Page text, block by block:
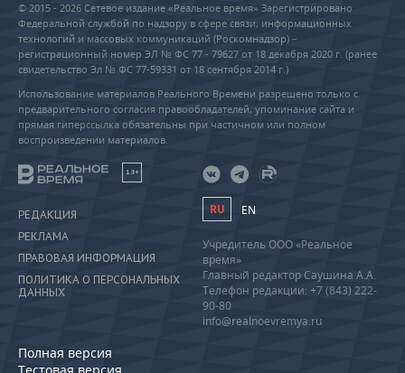
© 2015 - 2026 Сетевое издание «Реальное время» Зарегистрировано
Федеральной службой по надзору в сфере связи, информационных
технологий и массовых коммуникаций (Роскомнадзор) –
регистрационный номер ЭЛ № ФС 77 - 79627 от 18 декабря 2020 г. (ранее
свидетельство Эл № ФС 77-59331 от 18 сентября 2014 г.)
Использование материалов Реального Времени разрешено только с
предварительного согласия правообладателей, упоминание сайта и
прямая гиперссылка обязательны при частичном или полном
воспроизведении материалов.
18+
РЕДАКЦИЯ
РЕКЛАМА
ПРАВОВАЯ ИНФОРМАЦИЯ
ПОЛИТИКА О ПЕРСОНАЛЬНЫХ
ДАННЫХ
Полная версия
RU EN
Учредитель ООО «Реальное
время»
Главный редактор Саушина А.А.
Телефон редакции: +7 (843) 222-
90-80
info@realnoevremya.ru